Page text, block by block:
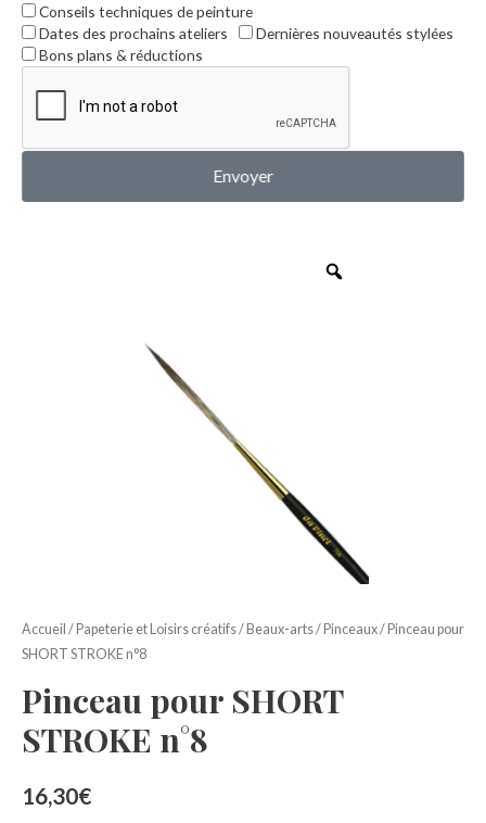
Accueil / Papeterie et Loisirs créatifs/ Beaux-arts/ Pinceaux/ Pinceau pour
SHORT STROKE n°8
Pinceau pour SHORT
STROKE n°8
16,30€
Conseils techniques de peinture
Dates des prochains ateliers
Dernières nouveautés stylées
Bons plans & réductions
Envoyer